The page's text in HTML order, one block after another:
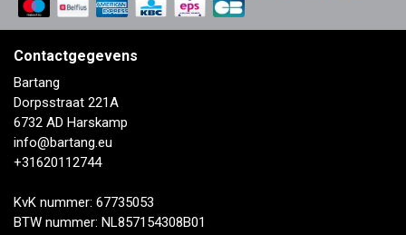
Contactgegevens
Bartang
Dorpsstraat 221A
6732 AD Harskamp
info@bartang.eu
+31620112744
KvK nummer: 67735053
BTW nummer: NL857154308B01